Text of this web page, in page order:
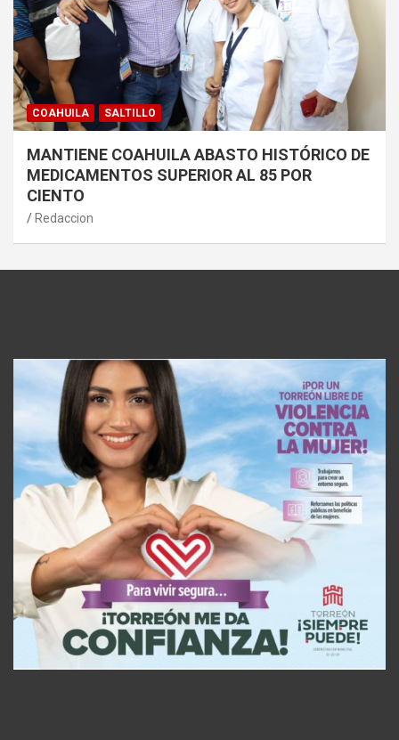
COAHUILA SALTILLO
MANTIENE COAHUILA ABASTO HISTÓRICO DE
MEDICAMENTOS SUPERIOR AL 85 POR
CIENTO
Redaccion